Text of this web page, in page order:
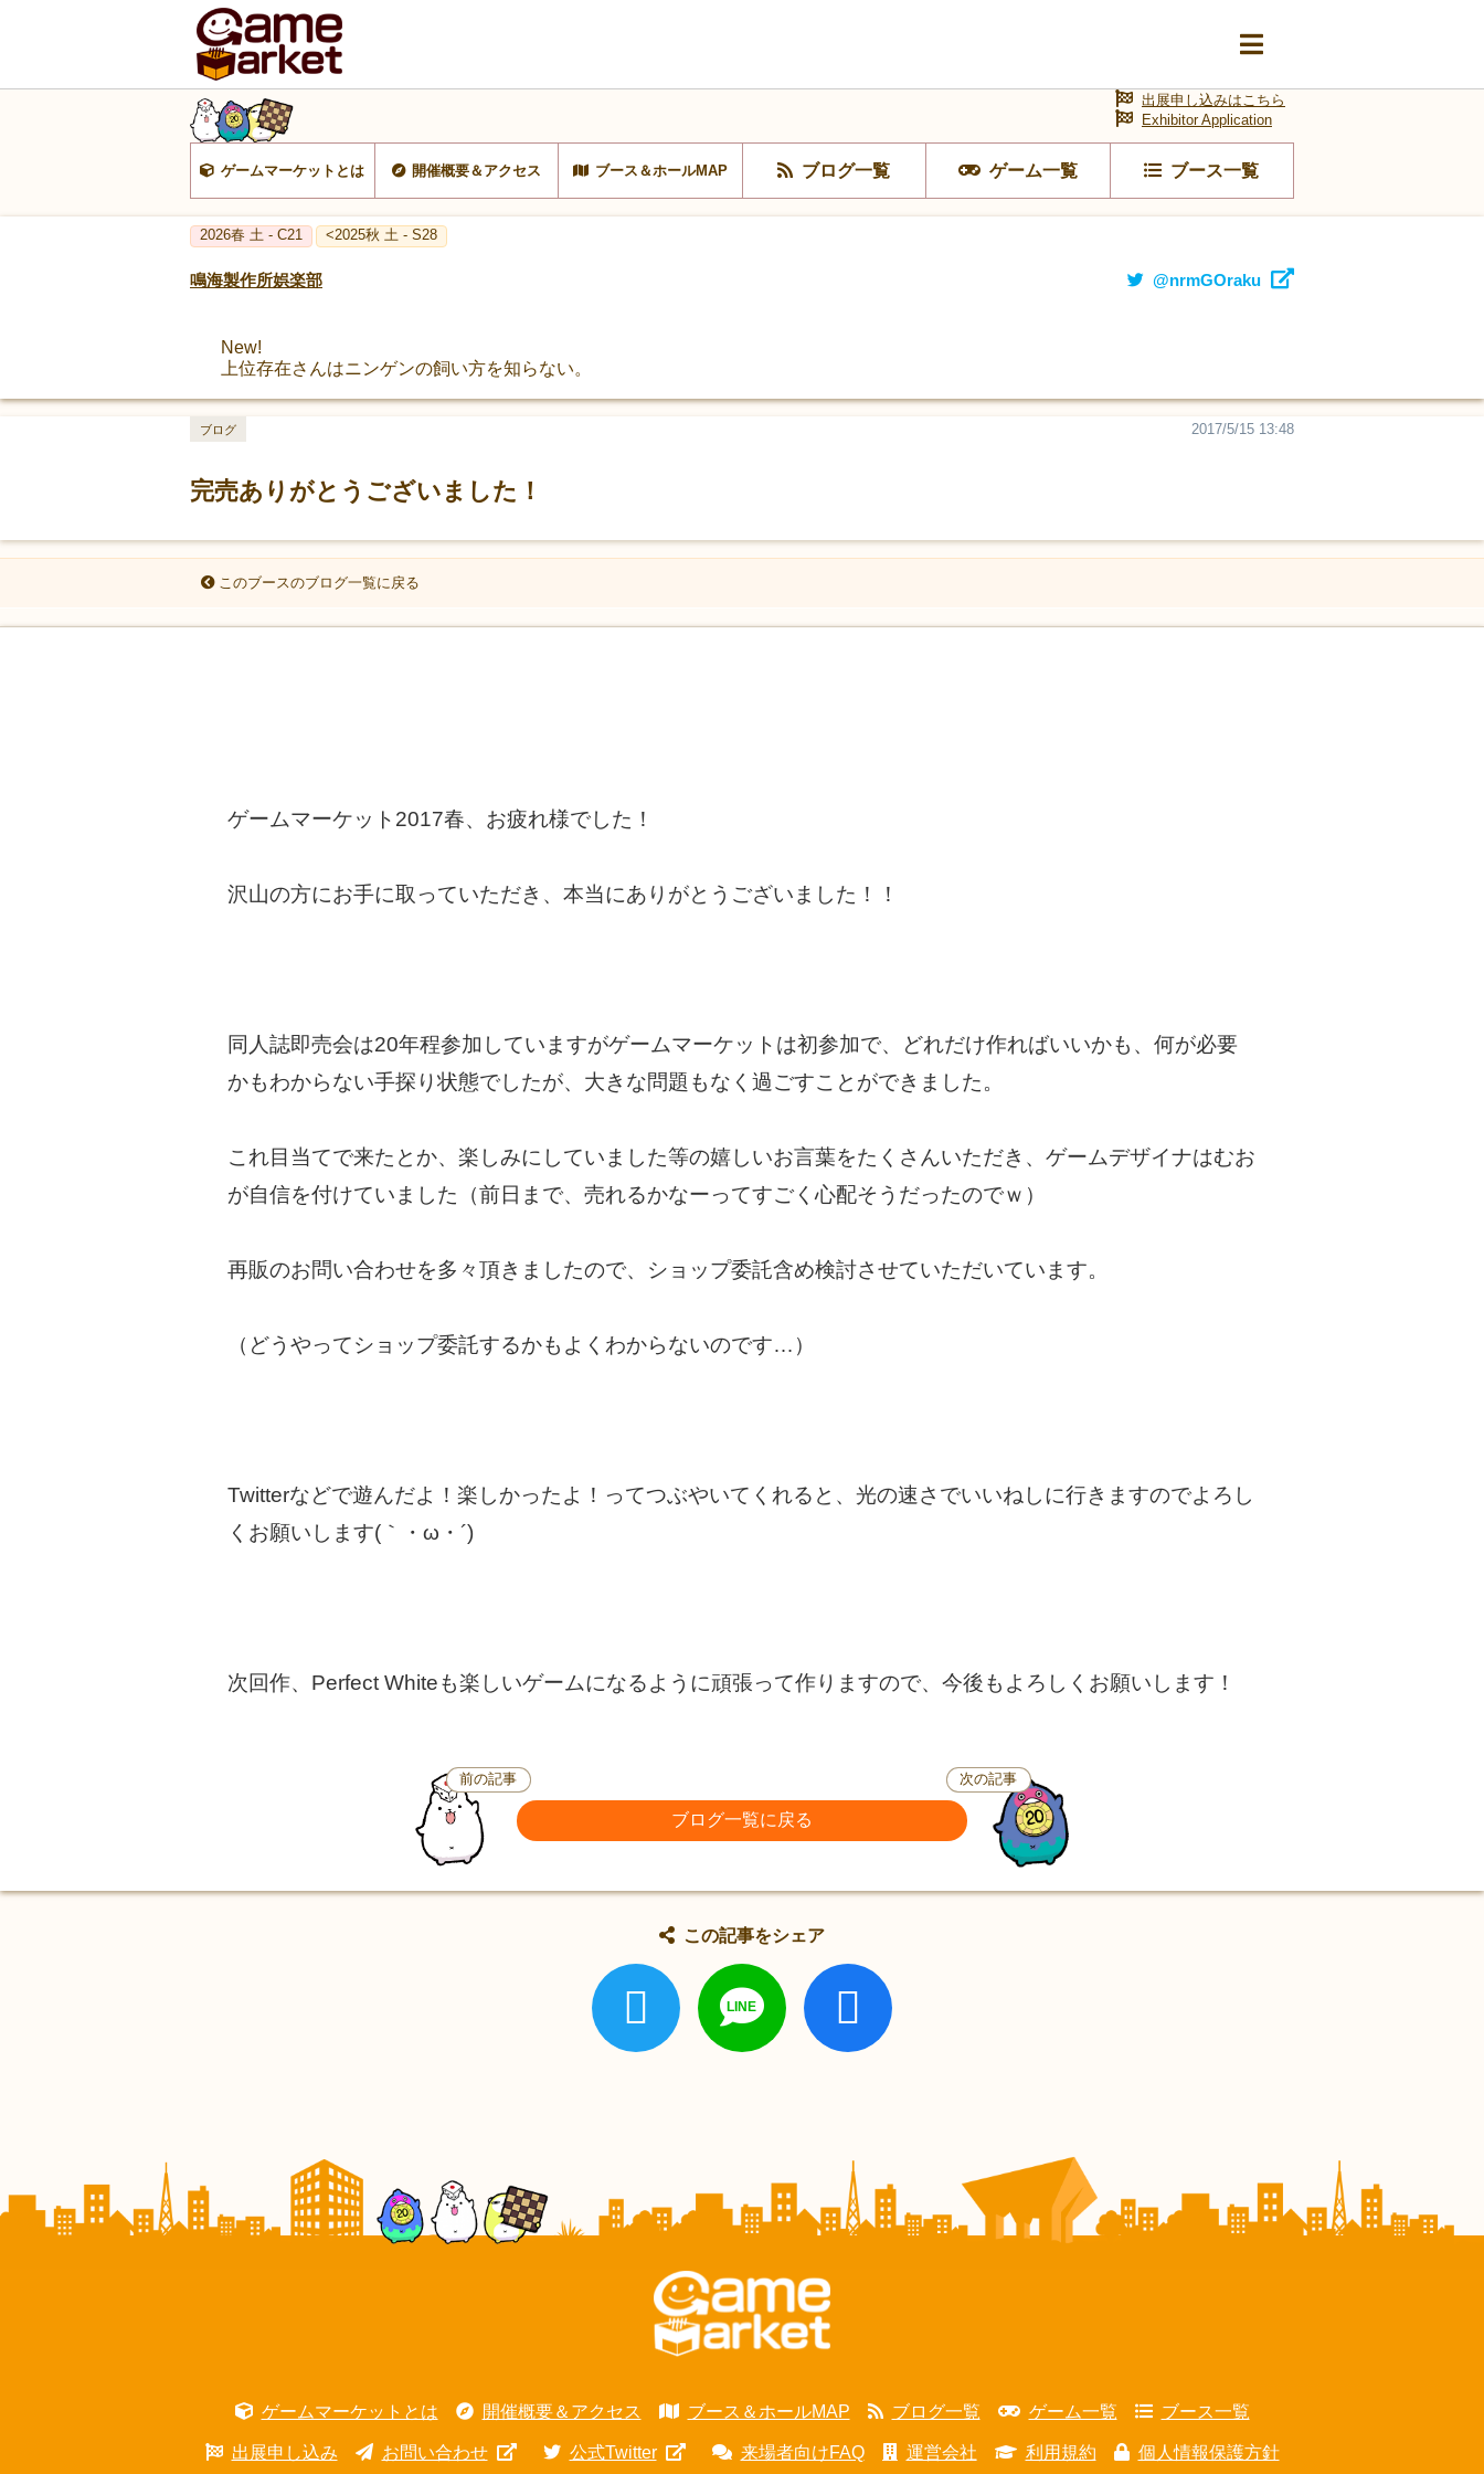
ゲームマーケットとは 開催概要＆アクセス ブース＆ホールMAP ブログ一覧 ゲーム一覧 ブース一覧
出展申し込みはこちら
Exhibitor Application
2026春 土 - C21 <2025秋 土 - S28
鳴海製作所娯楽部 @nrmGOraku
New!
上位存在さんはニンゲンの飼い方を知らない。
完売ありがとうございました！
2017/5/15 13:48
ブログ
このブースのブログ一覧に戻る
ゲームマーケット2017春、お疲れ様でした！
沢山の方にお手に取っていただき、本当にありがとうございました！！
同人誌即売会は20年程参加していますがゲームマーケットは初参加で、どれだけ作ればいいかも、何が必要
かもわからない手探り状態でしたが、大きな問題もなく過ごすことができました。
これ目当てで来たとか、楽しみにしていました等の嬉しいお言葉をたくさんいただき、ゲームデザイナはむお
が自信を付けていました（前日まで、売れるかなーってすごく心配そうだったのでｗ）
再販のお問い合わせを多々頂きましたので、ショップ委託含め検討させていただいています。
（どうやってショップ委託するかもよくわからないのです…）
Twitterなどで遊んだよ！楽しかったよ！ってつぶやいてくれると、光の速さでいいねしに行きますのでよろし
くお願いします(｀・ω・´)
次回作、Perfect Whiteも楽しいゲームになるように頑張って作りますので、今後もよろしくお願いします！
前の記事
ブログ一覧に戻る
次の記事
この記事をシェア
ゲームマーケットとは 開催概要＆アクセス ブース＆ホールMAP ブログ一覧 ゲーム一覧 ブース一覧
出展申し込み お問い合わせ 公式Twitter 来場者向けFAQ 運営会社 利用規約 個人情報保護方針